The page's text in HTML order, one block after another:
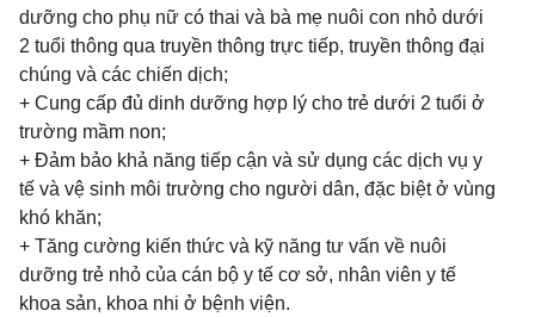
dưỡng cho phụ nữ có thai và bà mẹ nuôi con nhỏ dưới
2 tuổi thông qua truyền thông trực tiếp, truyền thông đại
chúng và các chiến dịch;
+ Cung cấp đủ dinh dưỡng hợp lý cho trẻ dưới 2 tuổi ở
trường mầm non;
+ Đảm bảo khả năng tiếp cận và sử dụng các dịch vụ y
tế và vệ sinh môi trường cho người dân, đặc biệt ở vùng
khó khăn;
+ Tăng cường kiến thức và kỹ năng tư vấn về nuôi
dưỡng trẻ nhỏ của cán bộ y tế cơ sở, nhân viên y tế
khoa sản, khoa nhi ở bệnh viện.